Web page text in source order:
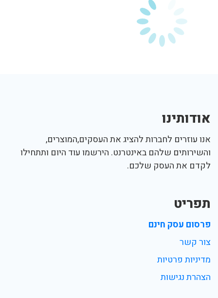
אודותינו
אנו עוזרים לחברות להציג את העסקים,המוצרים,
והשירותים שלהם באינטרנט. הירשמו עוד היום ותתחילו
לקדם את העסק שלכם.
תפריט
פרסום עסק חינם
צור קשר
מדיניות פרטיות
הצהרת נגישות